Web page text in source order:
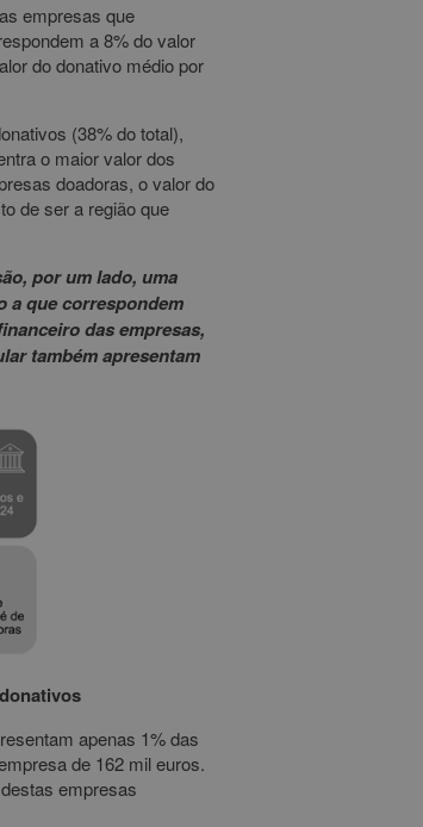
empresas que
a 8% do valor
do donativo médio por
(38% do total),
o maior valor dos
doadoras, o valor do
de ser a região que
por um lado, uma
a que correspondem
das empresas,
também apresentam
apenas 1% das
de 162 mil euros.
empresas